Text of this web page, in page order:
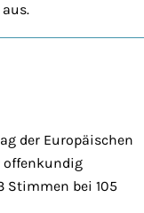
der Europäischen
offenkundig
Stimmen bei 105